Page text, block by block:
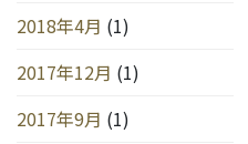
2018年4月 (1)
2017年12月 (1)
2017年9月 (1)